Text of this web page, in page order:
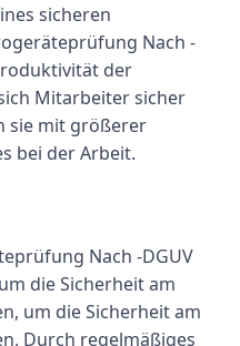
sicheren
Nach -
der
Mitarbeiter sicher
sie mit größerer
bei der Arbeit.
Nach -DGUV
die Sicherheit am
um die Sicherheit am
Durch regelmäßiges